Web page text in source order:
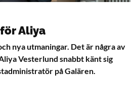
Aliya
nya utmaningar. Det är några av
Vesterlund snabbt känt sig
på Galären.